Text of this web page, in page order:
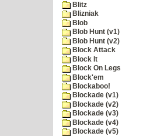
Blitz
Blizniak
Blob
Blob Hunt (v1)
Blob Hunt (v2)
Block Attack
Block It
Block On Legs
Block'em
Blockaboo!
Blockade (v1)
Blockade (v2)
Blockade (v3)
Blockade (v4)
Blockade (v5)